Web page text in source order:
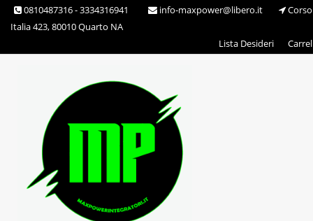
Skip 0810487316 - 3334316941 info-maxpower@libero.it
Corso
Italia 423, 80010 Quarto NA
Lista Desideri